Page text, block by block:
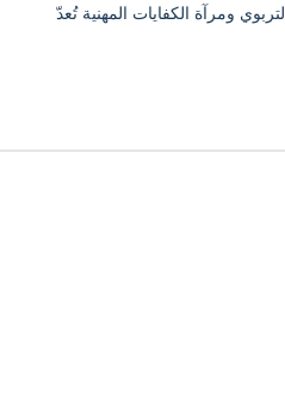
ومرآة الكفايات المهنية تُعدّ